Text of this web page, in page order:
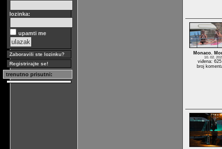
lozinka:
upamti me
Zaboravili ste lozinku?
Registrirajte se!
trenutno prisutni:
Monaco.
10. 02.
viđena:
broj